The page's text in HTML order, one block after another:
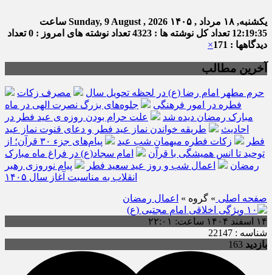
یکشنبه, ۱۸ مرداد , ۱۴۰۵ Sunday, 9 August , 2026 ساعت
12:19:37 تعداد کل نوشته ها : 4323 تعداد نوشته های امروز : 0
تعداد
دیدگاهها : 171
×
آخرین مطالب
حرم مطهر امام رضا (ع) در لحظه تحویل سال
مصرف زکات
فطره در امور فرهنگی
جلوه‌های بزرگ نصرت الهی در ماه
مبارک رمضان دیده شد
علت حرام بودن روزه ی عید فطر در
احادیث
طریقه خواندن نماز عید فطر و دعای قنوت نماز عید
فطر
زکات فطره میهمانِ شب عید
پیام‌های جزء ۳۰ قرآن؛ از
توحید تا انس همیشگی با قرآن
امام سجاد(ع) در فراغ ماه مبارک
رمضان
اعمال شب و روز عید سعید فطر
پیام نوروزی رهبر
انقلاب به مناسبت آغاز سال ۱۴۰۵
صفحه اصلی » گروه » اعمال رمضان
۱۴ اسفند ۱۴۰۴ ساعت: ۲۲:۰۱
شناسه : 22147
بازدید 163